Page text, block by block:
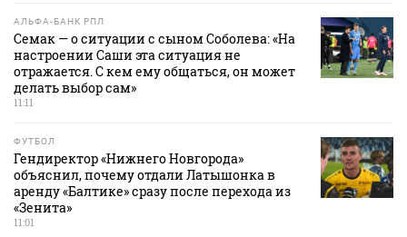
АЛЬФА-БАНК РПЛ
Семак — о ситуации с сыном Соболева: «На
настроении Саши эта ситуация не
отражается. С кем ему общаться, он может
делать выбор сам»
11:11
ФУТБОЛ
Гендиректор «Нижнего Новгорода»
объяснил, почему отдали Латышонка в
аренду «Балтике» сразу после перехода из
«Зенита»
11:01